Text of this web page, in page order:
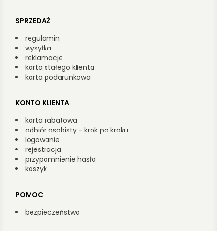
SPRZEDAŻ
regulamin
wysyłka
reklamacje
karta stałego klienta
karta podarunkowa
KONTO KLIENTA
karta rabatowa
odbiór osobisty - krok po kroku
logowanie
rejestracja
przypomnienie hasła
koszyk
POMOC
bezpieczeństwo